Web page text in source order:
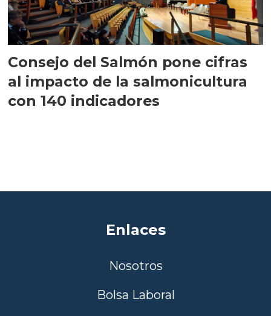
Consejo del Salmón pone cifras
al impacto de la salmonicultura
con 140 indicadores
Enlaces
Nosotros
Bolsa Laboral